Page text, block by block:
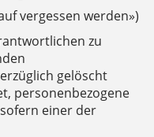
vergessen werden»)
zu
gelöscht
personenbezogene
einer der